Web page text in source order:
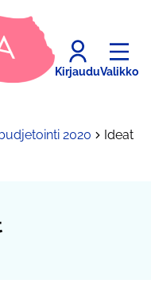
KirjauduValikko
2020 Ideat